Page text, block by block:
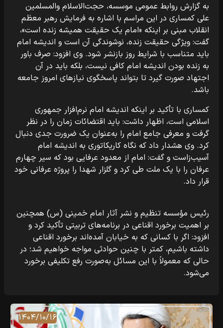
به گزارش روابط عمومی موسسه، حجت‌الاسلام والمسلمین
علی کمساری در این مراسم با اشاره به فرمایش رهبر معظم
انقلاب مبنی بر اینکه «امام یک حقیقت همیشه زنده است»،
گفت: ویژگی حقیقت زنده، نوشوندگی آن است و اندیشه امام
باید متناسب با شرایط روز بازنشر شود. وی افزود: صرف باور
به زنده بودن اندیشه امام کافی نیست، بلکه باید در آن
اجتهاد صورت گیرد تا بتواند پاسخگوی نیازهای امروز جامعه
باشد.
کمساری با تأکید بر اینکه اندیشه امام نرم‌افزار جمهوری
اسلامی است، اظهار داشت: باید اقتضائات زمان را در نظر
گرفت و معرفی جامع امام را به‌عنوان یک ضرورت جدی دنبال
کرد. وی هشدار داد که نگاه کاریکاتوری به اندیشه امام
آسیب‌زاست و گفت: امام از معدود عرفایی بود که سیر چهارم
عرفان را با یک ملت طی کرد و گلزار شهدا را پروژه عرفانی خود
قرار داد.
می‌شود.
۱۴۰۴/۱۰/۱۶